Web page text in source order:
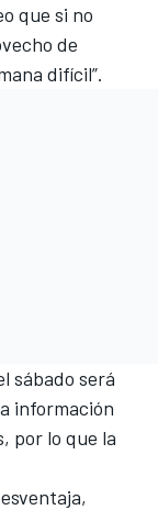
que si no
de
difícil”.
sábado será
información
por lo que la